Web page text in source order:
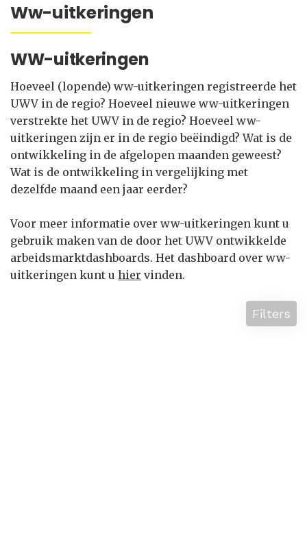
Ww-uitkeringen
WW-uitkeringen
Hoeveel (lopende) ww-uitkeringen registreerde het
UWV in de regio? Hoeveel nieuwe ww-uitkeringen
verstrekte het UWV in de regio? Hoeveel ww-
uitkeringen zijn er in de regio beëindigd? Wat is de
ontwikkeling in de afgelopen maanden geweest?
Wat is de ontwikkeling in vergelijking met
dezelfde maand een jaar eerder?
Voor meer informatie over ww-uitkeringen kunt u
gebruik maken van de door het UWV ontwikkelde
arbeidsmarktdashboards. Het dashboard over ww-
uitkeringen kunt u hier vinden.
Filters